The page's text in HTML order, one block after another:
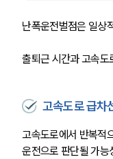
난폭운전벌점은 일상
출퇴근 시간과 고속도
고속도로 급차
고속도로에서 반복적
운전으로 판단될 가능